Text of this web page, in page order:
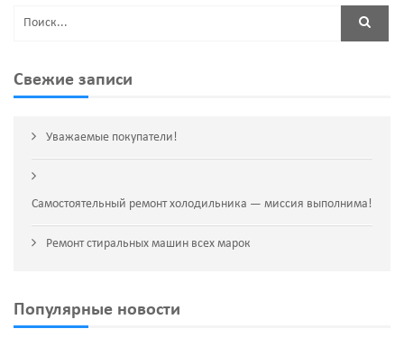
Свежие записи
Уважаемые покупатели!
Самостоятельный ремонт холодильника — миссия выполнима!
Ремонт стиральных машин всех марок
Популярные новости